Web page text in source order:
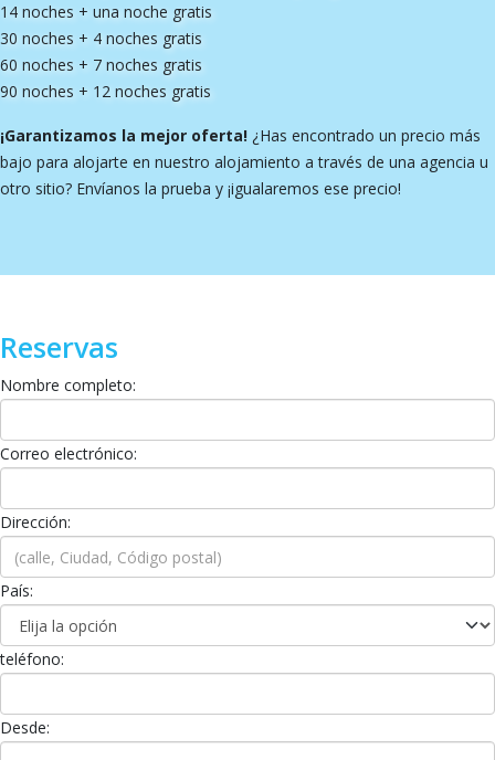
14 noches + una noche gratis
30 noches + 4 noches gratis
60 noches + 7 noches gratis
90 noches + 12 noches gratis
¡Garantizamos la mejor oferta! ¿Has encontrado un precio más
bajo para alojarte en nuestro alojamiento a través de una agencia u
otro sitio? Envíanos la prueba y ¡igualaremos ese precio!
Reservas
Nombre completo:
Correo electrónico:
Dirección:
País:
teléfono:
Desde: